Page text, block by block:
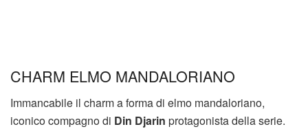
CHARM ELMO MANDALORIANO
Immancabile il charm a forma di elmo mandaloriano,
iconico compagno di Din Djarin protagonista della serie.